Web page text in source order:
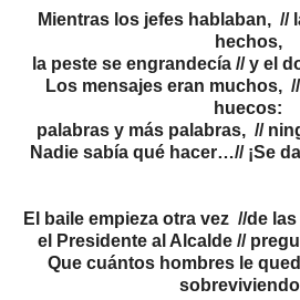
Mientras los jefes hablaban, //
hechos,
la peste se engrandecía // y el
Los mensajes eran muchos,
huecos:
palabras y más palabras, //
Nadie sabía qué hacer…// ¡Se
El baile empieza otra vez //de
el Presidente al Alcalde //
Que cuántos hombres le